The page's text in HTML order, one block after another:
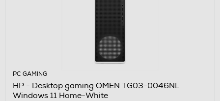
PC GAMING
HP - Desktop gaming OMEN TG03-0046NL
Windows 11 Home-White